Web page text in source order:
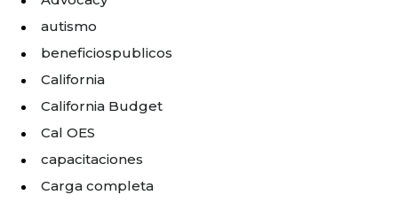
autismo
beneficiospublicos
California
California Budget
Cal OES
capacitaciones
Carga completa